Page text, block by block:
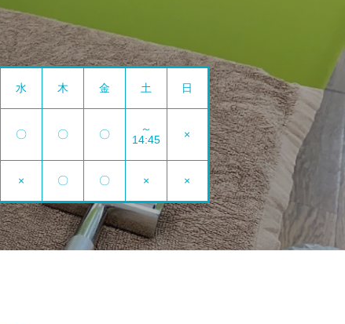
水 木 金 土 日
〇 〇 〇
～
14:45
×
× 〇 〇 × ×